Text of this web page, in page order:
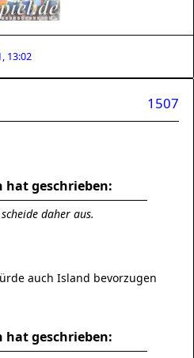
13:02
1507
hat geschrieben:
daher aus.
auch Island bevorzugen
hat geschrieben: